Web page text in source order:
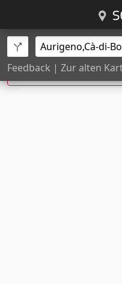
Feedback | Zur alten
Cà di Bor, Aurigeno ist
La Piázza dala